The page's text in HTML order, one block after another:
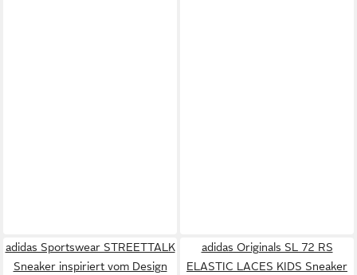
adidas Sportswear STREETTALK
Sneaker inspiriert vom Design
adidas Originals SL 72 RS
ELASTIC LACES KIDS Sneaker